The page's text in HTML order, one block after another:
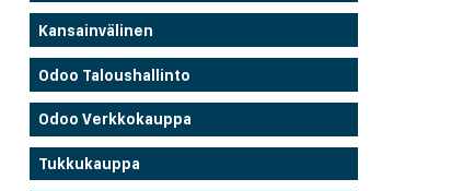
Kansainvälinen
Odoo Taloushallinto
Odoo Verkkokauppa
Tukkukauppa